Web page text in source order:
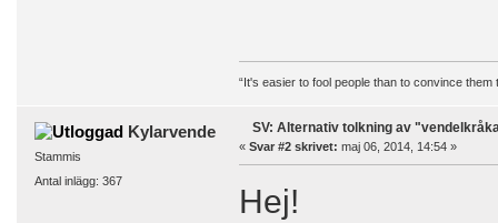
“It's easier to fool people than to convince them
Kylarvende
Stammis
Antal inlägg: 367
SV: Alternativ tolkning av
« Svar #2 skrivet: maj 06, 2014, 14:54 »
Hej!